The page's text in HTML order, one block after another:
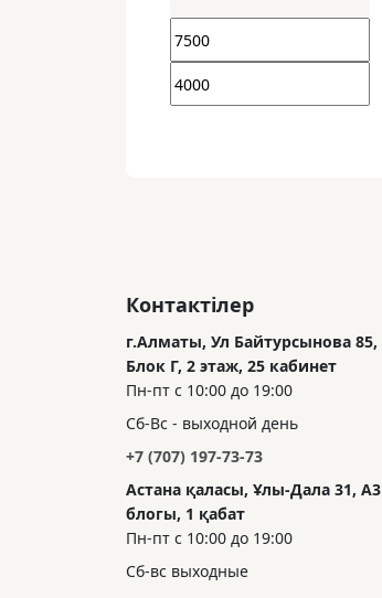
Контактілер
г.Алматы, Ул Байтурсынова 85,
Блок Г, 2 этаж, 25 кабинет
Пн-пт с 10:00 до 19:00
Сб-Вс - выходной день
+7 (707) 197-73-73
Астана қаласы, Ұлы-Дала 31, А3
блогы, 1 қабат
Пн-пт с 10:00 до 19:00
Сб-вс выходные